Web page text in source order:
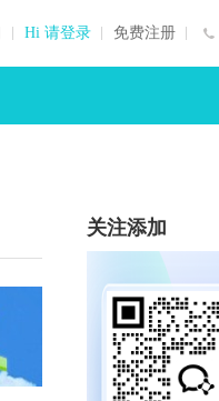
Hi 请登录 免费注册
关注添加